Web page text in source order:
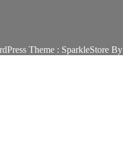
Theme : SparkleStore By